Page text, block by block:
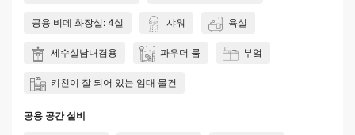
공용 비데 화장실: 4실 샤워 욕실
세수실남녀겸용 파우더 룸 부엌
키친이 잘 되어 있는 임대 물건
공용 공간 설비